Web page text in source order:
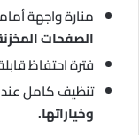
منارة واجهة
الصفحات
فترة احتفاظ
تنظيف كامل عند
وخياراتها.